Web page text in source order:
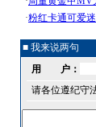
■ 我来说两句
用 户：
请各位遵纪守